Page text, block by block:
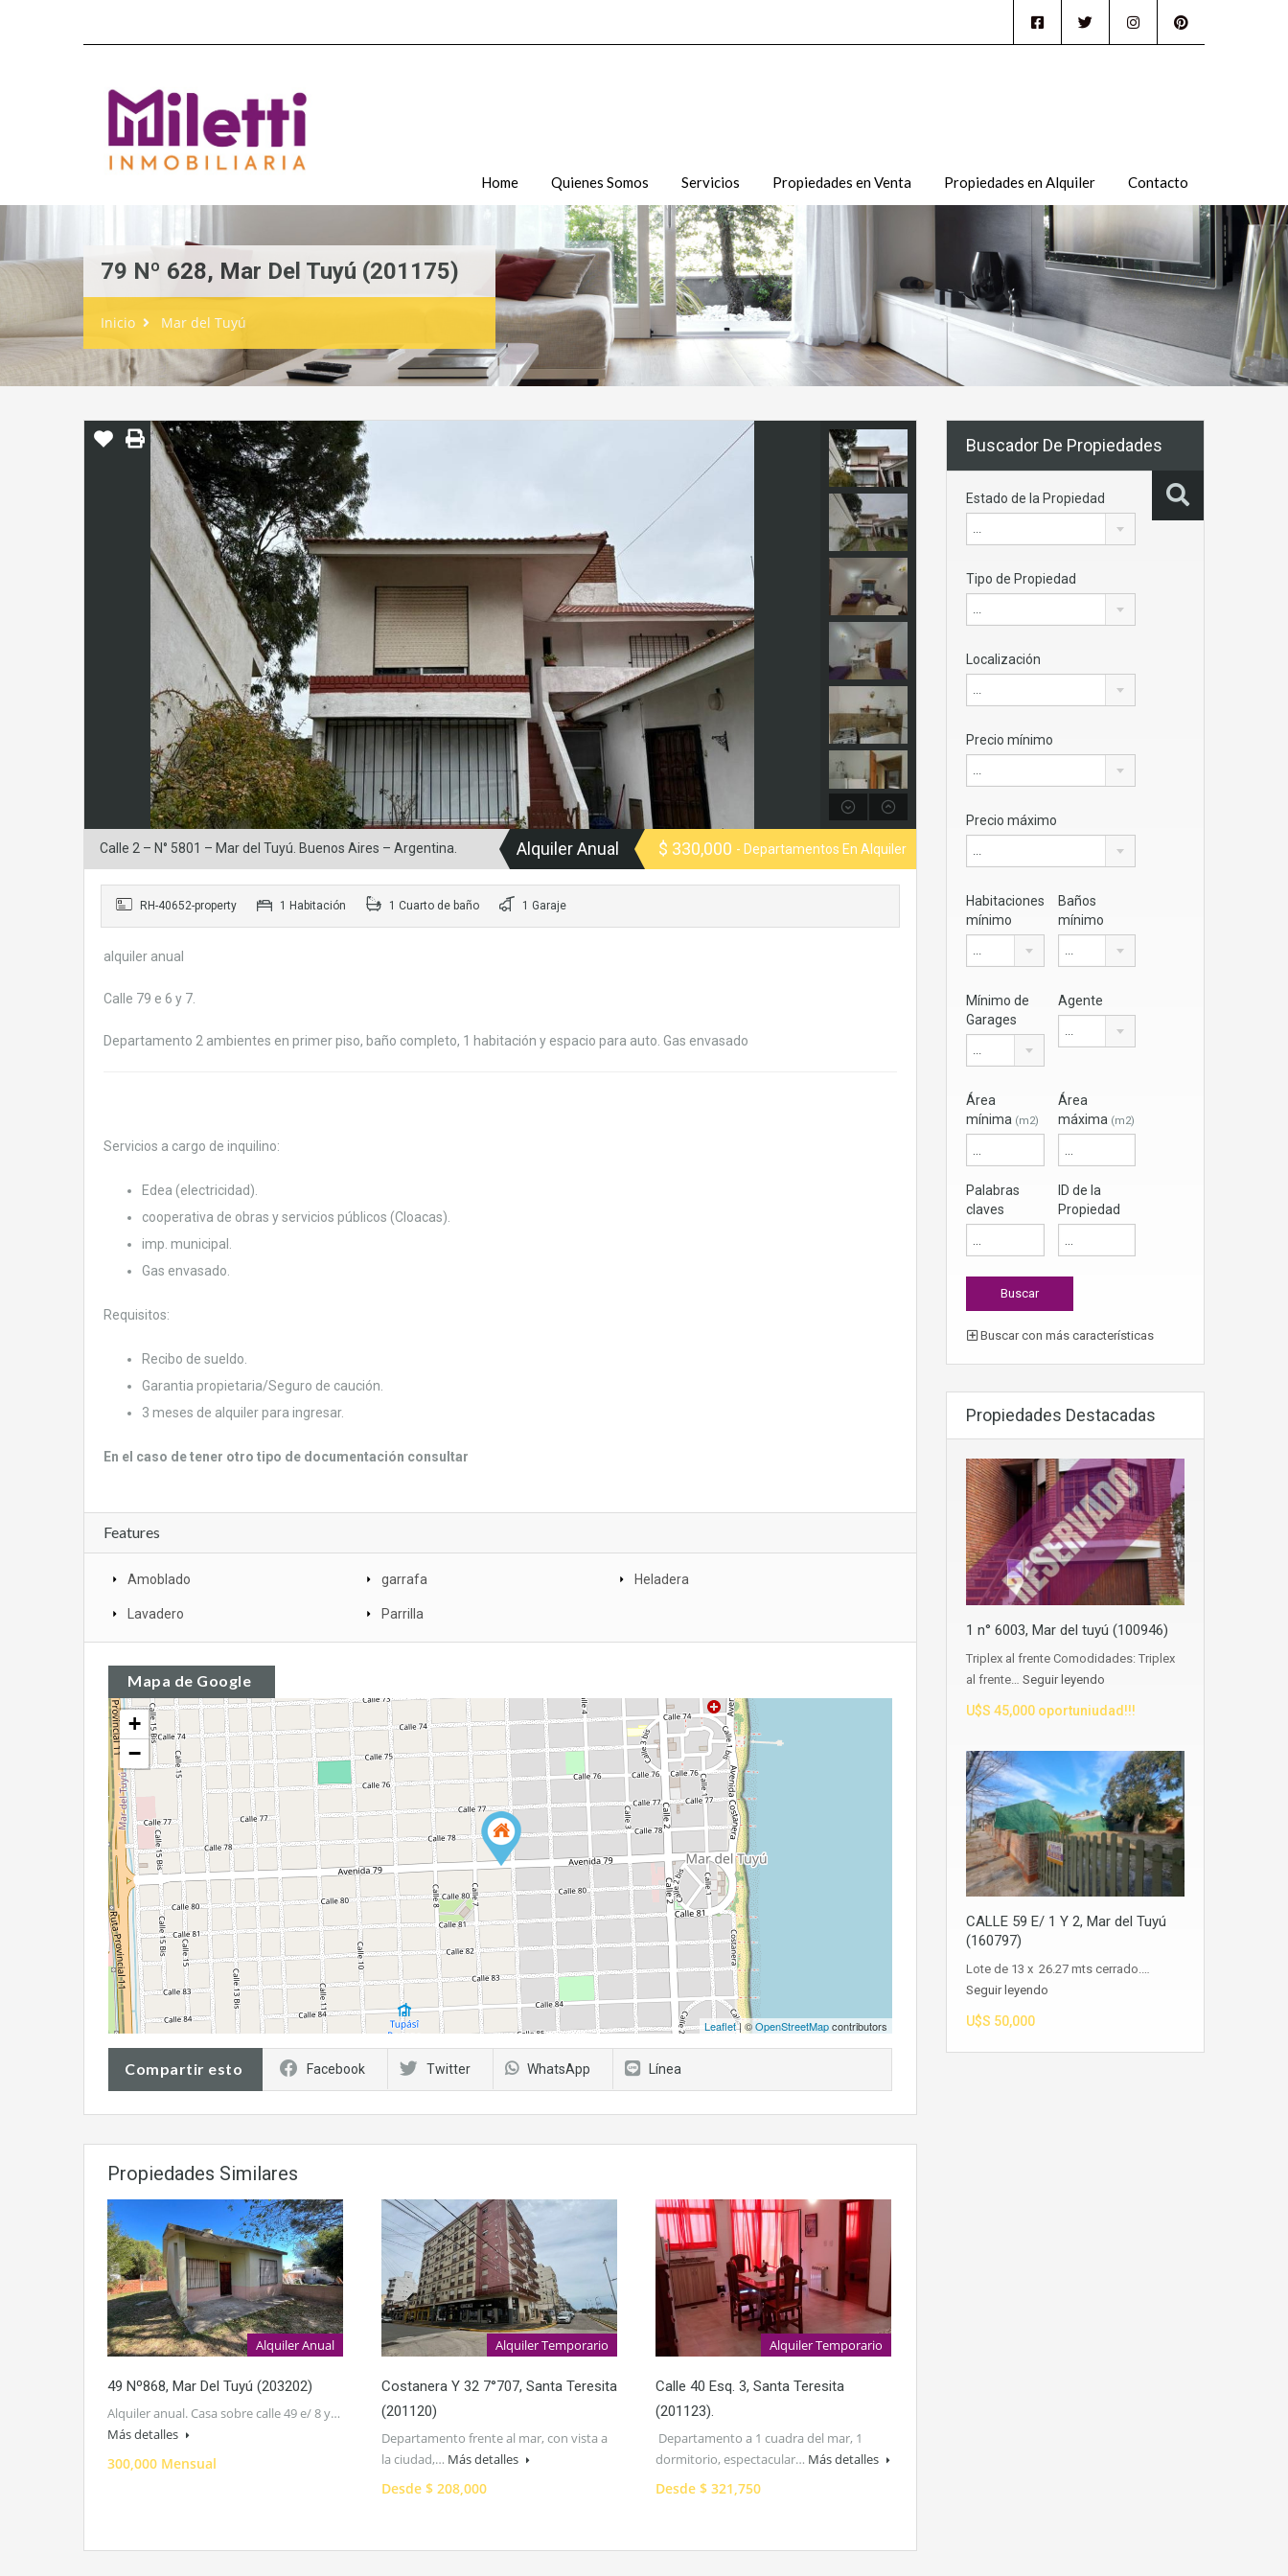
Home Quienes Somos Servicios Propiedades en Venta Propiedades en Alquiler Contacto
79 Nº 628, Mar Del Tuyú (201175)
Inicio Mar del Tuyú
Calle 2 – N° 5801 – Mar del Tuyú. Buenos Aires – Argentina. Alquiler Anual $ 330,000 - Departamentos En Alquiler
RH-40652-property 1 Habitación 1 Cuarto de baño 1 Garaje
alquiler anual
Calle 79 e 6 y 7.
Departamento 2 ambientes en primer piso, baño completo, 1 habitación y espacio para auto. Gas envasado
Servicios a cargo de inquilino:
Edea (electricidad).
cooperativa de obras y servicios públicos (Cloacas).
imp. municipal.
Gas envasado.
Requisitos:
Recibo de sueldo.
Garantia propietaria/Seguro de caución.
3 meses de alquiler para ingresar.
En el caso de tener otro tipo de documentación consultar
Features
Amoblado garrafa Heladera
Lavadero Parrilla
Mapa de Google
+
−
Leaflet| ©OpenStreetMapcontributors
Compartir esto Facebook Twitter WhatsApp Línea
Propiedades Similares
Alquiler Anual
49 Nº868, Mar Del Tuyú (203202)
Alquiler anual. Casa sobre calle 49 e/ 8 y…
Más detalles
300,000 Mensual
Alquiler Temporario
Costanera Y 32 7°707, Santa Teresita
(201120)
Departamento frente al mar, con vista a
la ciudad,… Más detalles
Desde $ 208,000
Alquiler Temporario
Calle 40 Esq. 3, Santa Teresita
(201123).
Departamento a 1 cuadra del mar, 1
dormitorio, espectacular… Más detalles
Desde $ 321,750
Buscador De Propiedades
Estado de la Propiedad
...
Tipo de Propiedad
...
Localización
...
Precio mínimo
...
Precio máximo
...
Habitaciones
mínimo
...
Baños
mínimo
...
Mínimo de
Garages
...
Agente
...
Área
mínima (m2)
Área
máxima (m2)
Palabras
claves
ID de la
Propiedad
Buscar con más características
Propiedades Destacadas
1 n° 6003, Mar del tuyú (100946)
Triplex al frente Comodidades: Triplex
al frente… Seguir leyendo
U$S 45,000 oportuniudad!!!
CALLE 59 E/ 1 Y 2, Mar del Tuyú
(160797)
Lote de 13 x 26.27 mts cerrado.…
Seguir leyendo
U$S 50,000